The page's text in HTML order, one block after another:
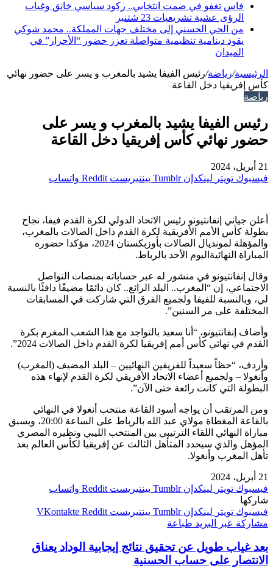
فاس تغفو في صمت انتخابي.. ركود سياسي خانق وغياب
الرؤى عشية تشريعيات 23 شتنبر
من الحي الحسني إلى مختلف جهات المملكة.. محمد شوكي
يقود دينامية تنظيمية متواصلة تعزز حضور “الأحرار” في
الميدان
الرئيسية/رياضة/رئيس الفيفا يشيد بالمغرب و يسر على حضور نهائي
كأس إفريقيا دخل القاعة
رياضة
رئيس الفيفا يشيد بالمغرب و يسر على
حضور نهائي كأس إفريقيا دخل القاعة
21 أبريل، 2024
فيسبوك تويتر لينكدإن بينتيريست واتساب
أعلن جياني إنفانتيونو رئيس الاتحاد الدولي لكرة القدم فيفا، نجاح
بطولة كأس الأمم الأفريقية لكرة القدم داخل الصالات بالمغرب،
والمؤهلة لمونديال الصالات بأوزبكستان 2024، مؤكدا حضوره
المباراة النهائيةاليوم الأحد بالرباط.
وقال إنفانتيونو في منشور له عبر حساباته بمنصات التواصل
الاجتماعي، إن “المغرب.. البلد الرائع.. كان دائمًا مضيفًا دافئًا بالنسبة
لي، وبالنسبة للفيفا ولجميع الفرق التي شاركت في المسابقات
المختلفة على مر السنين”.
وأضاف إنفانتيونو، “أنا سعيد بالتواجد مع هذا الشعب المغرم بكرة
القدم في نهائي كأس أمم إفريقيا لكرة القدم داخل الصالات 2024”.
وأردف، “حظاً سعيداً للفريقين النهائيين – البلد المضيف (المغرب)
وأنغولا – ولجميع أعضاء الاتحاد الأفريقي لكرة القدم لإنهاء هذه
البطولة التي كانت رائعة حتى الآن”.
ومن المرتقب أن يواجه أسود القاعة منتخب أنغولا في النهائي
بالقاعة المغطاة مولاي عبد الله بالرباط على الساعة 20:00، ويسبق
مباراة النهائي اللقاء الترتيبي بين المنتخب الليبي ونظيره المصري
المؤهل والذي سيحدد المتأهل الثالث عن إفريقيا لكأس العالم بعد
تأهل المغرب وأنغولا.
21 أبريل، 2024
فيسبوك تويتر لينكدإن بينتيريست
واتساب
شاركها
فيسبوك تويتر لينكدإن بينتيريست
مشاركة عبر البريد طباعة
بعد غياب طويل عن تحقيق نتائج إيجابية الوداد يعناق
الانتصار على حساب الحسنية